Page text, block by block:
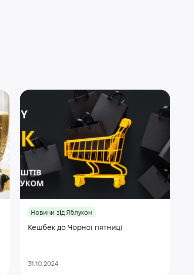
Новини від Яблуком
Кешбек до Чорної пятниці
31.10.2024